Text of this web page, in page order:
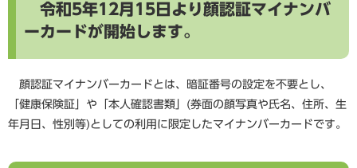
令和5年12月15日より顔認証マイナンバ
ーカードが開始します。
顔認証マイナンバーカードとは、暗証番号の設定を不要とし、
「健康保険証」や「本人確認書類」(券面の顔写真や氏名、住所、生
年月日、性別等)としての利用に限定したマイナンバーカードです。